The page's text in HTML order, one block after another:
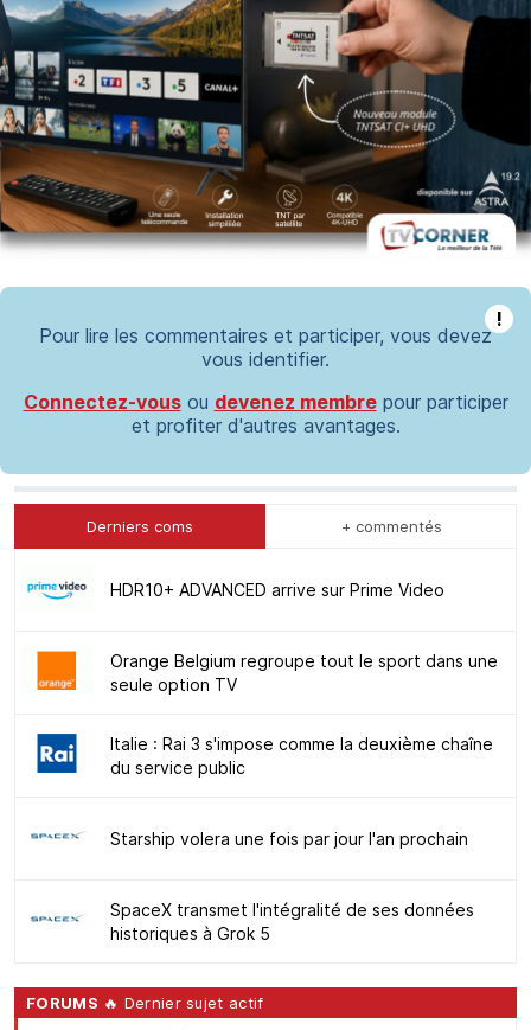
!
Pour lire les commentaires et participer, vous devez
vous identifier.
Connectez-vousou devenez membrepour participer
et profiter d'autres avantages.
Derniers coms + commentés
HDR10+ ADVANCED arrive sur Prime Video
Orange Belgium regroupe tout le sport dans une
seule option TV
Italie : Rai 3 s'impose comme la deuxième chaîne
du service public
Starship volera une fois par jour l'an prochain
SpaceX transmet l'intégralité de ses données
historiques à Grok 5
FORUMS 🔥 Dernier sujet actif